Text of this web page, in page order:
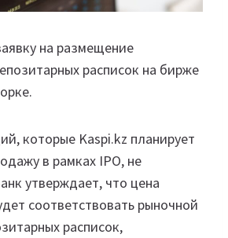
на размещение
расписок на бирже
которые Kaspi.kz планирует
в рамках IPO, не
утверждает, что цена
соответствовать рыночной
расписок,